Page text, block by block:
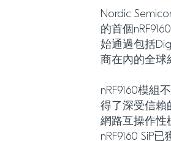
Nordic
的首個
始通過包括
商在內的全球
nRF9160模組
得了深受信賴
網路互操作性
nRF9160 SiP